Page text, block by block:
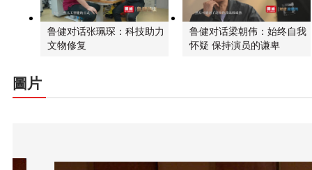
鲁健对话张珮琛：科技助力
文物修复
鲁健对话梁朝伟：始终自我
怀疑 保持演员的谦卑
圖片